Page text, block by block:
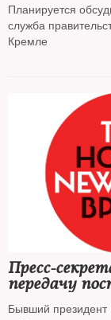
Планируется
служба
Кремле
Пресс-
передачу
Бывший президент